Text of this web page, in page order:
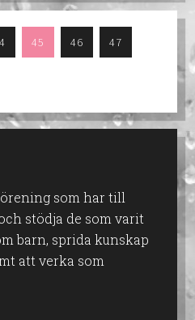
45 46 47
som har till
stödja de som varit
barn, sprida kunskap
att verka som